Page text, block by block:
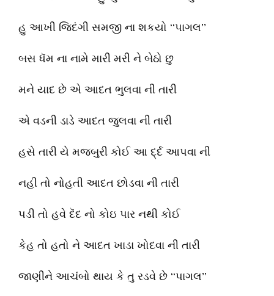
હુ આખી જિદંગી સમજી ના શકયો ‘‘પાગલ’’
બસ ધૅમ ના નામે મારી મરી ને બેઠો છુ
મને યાદ છે એ આદત ભુલવા ની તારી
એ વડની ડાડે આદત જુલવા ની તારી
હસે તારી યે મજબુરી કોઈ આ દ્‌ર્દ આપવા ની
નહી તો નોહતી આદત છોડવા ની તારી
પડી તો હવે દૅદ નો કોઇ પાર નથી કોઈ
કેહ તો હતો ને આદત ખાડા ખોદવા ની તારી
જાણીને આચંબો થાય કે તુ રડવે છે ‘‘પાગલ’’